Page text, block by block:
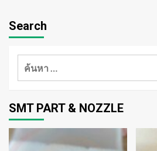
Search
ค้นหา
SMT PART & NOZZLE